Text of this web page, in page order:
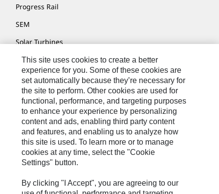
Progress Rail
SEM
Solar Turbines
SPM Oil & Gas
Turner Powertrain Systems
Contact
Site Map
Cookie Settings
Legal
Privacy
This site uses cookies to create a better
experience for you. Some of these cookies are
set automatically because they’re necessary for
the site to perform. Other cookies are used for
functional, performance, and targeting purposes
to enhance your experience by personalizing
content and ads, enabling third party content
and features, and enabling us to analyze how
this site is used. To learn more or to manage
cookies at any time, select the "Cookie
Settings" button.
By clicking "I Accept", you are agreeing to our